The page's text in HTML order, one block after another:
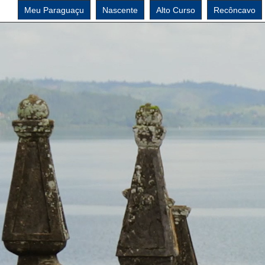
Meu Paraguaçu Nascente Alto Curso Recôncavo